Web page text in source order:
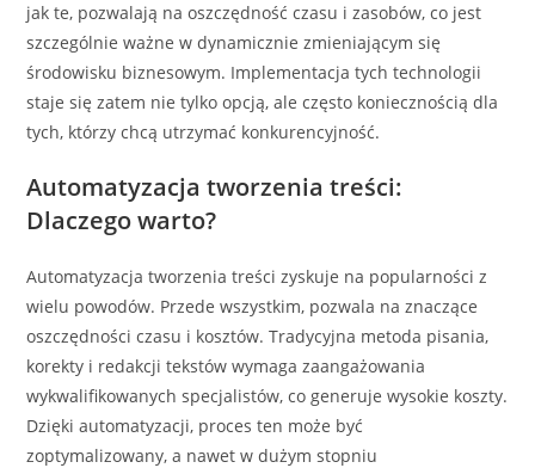
jak te, pozwalają na oszczędność czasu i zasobów, co jest
szczególnie ważne w dynamicznie zmieniającym się
środowisku biznesowym. Implementacja tych technologii
staje się zatem nie tylko opcją, ale często koniecznością dla
tych, którzy chcą utrzymać konkurencyjność.
Automatyzacja tworzenia treści:
Dlaczego warto?
Automatyzacja tworzenia treści zyskuje na popularności z
wielu powodów. Przede wszystkim, pozwala na znaczące
oszczędności czasu i kosztów. Tradycyjna metoda pisania,
korekty i redakcji tekstów wymaga zaangażowania
wykwalifikowanych specjalistów, co generuje wysokie koszty.
Dzięki automatyzacji, proces ten może być
zoptymalizowany, a nawet w dużym stopniu